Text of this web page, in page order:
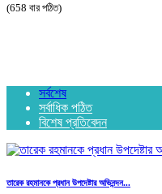
(658 বার পঠিত)
সর্বশেষ
সর্বাধিক পঠিত
বিশেষ প্রতিবেদন
তারেক রহমানকে প্রধান উপদেষ্টার অভিনন্দন...